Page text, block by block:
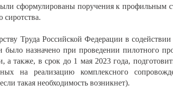
сформулированы поручения к профильным
сиротства.
Труда Российской Федерации в
назначено при проведении пилотного
а также, в срок до 1 мая 2023 года,
на реализацию комплексного
такая необходимость возникнет).